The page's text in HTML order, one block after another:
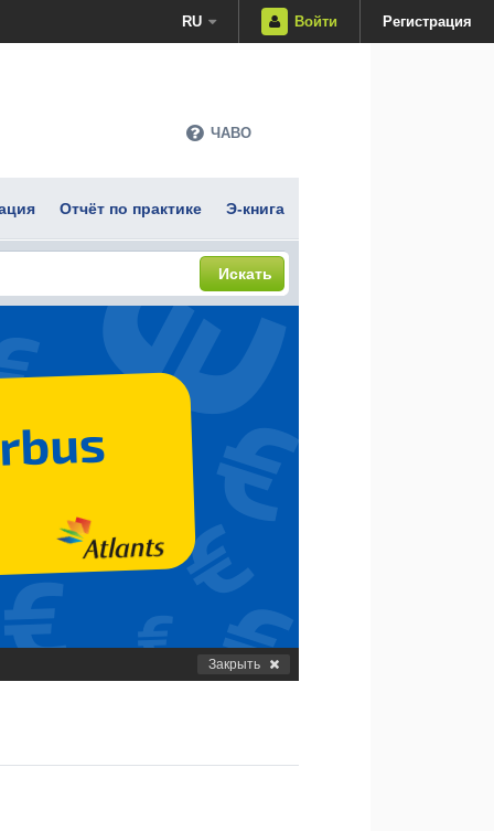
RU Войти Регистрация
ЧАВО
Отчёт по практике Э-книга
Искать
Закрыть